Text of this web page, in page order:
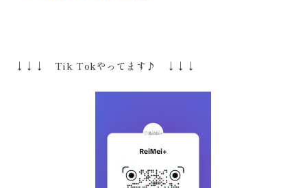
↓↓↓ Tik Tokやってます♪ ↓↓↓